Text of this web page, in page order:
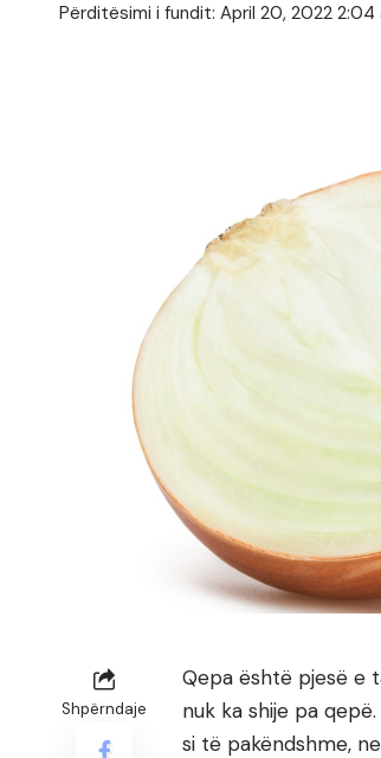
Përditësimi i fundit: April 20, 2022 2:04
Shpërndaje
Qepa është pjesë e
nuk ka shije pa
si të pakëndshme,